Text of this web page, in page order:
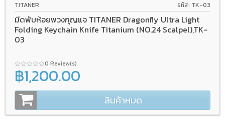
TITANER รหัส: TK-03
มีดพับห้อยพวงกุญแจ TITANER Dragonfly Ultra Light
Folding Keychain Knife Titanium (NO.24 Scalpel),TK-
03
0 Review(s)
฿1,200.00
สินค้าหมด